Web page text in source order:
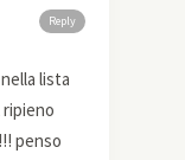
Reply
lista
penso